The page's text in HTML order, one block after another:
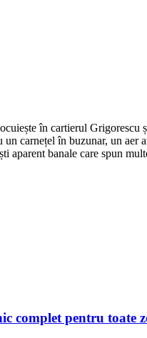
în cartierul
carnețel în buzunar, un
aparent banale care spun
complet pentru toate